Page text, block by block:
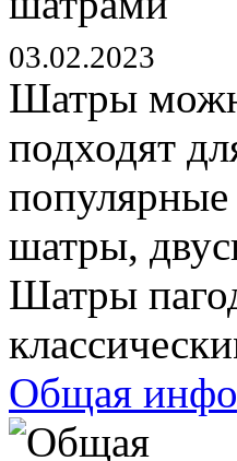
03.02.2023
Шатры
подходят
шатры,
Шатры
Общая